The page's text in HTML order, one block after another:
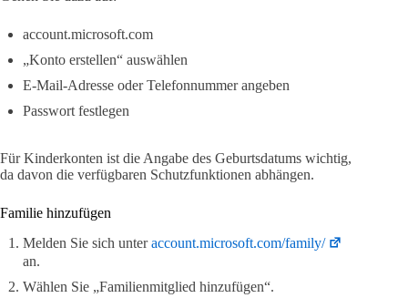
account.microsoft.com
„Konto erstellen“ auswählen
E-Mail-Adresse oder Telefonnummer angeben
Passwort festlegen
Für Kinderkonten ist die Angabe des Geburtsdatums wichtig,
da davon die verfügbaren Schutzfunktionen abhängen.
Familie hinzufügen
Melden Sie sich unteraccount.microsoft.com/family/
an.
Wählen Sie „Familienmitglied hinzufügen“.